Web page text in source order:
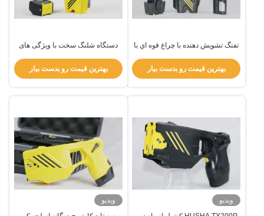
تفنگ تشويش دهنده با چراغ قوه اي با
انتظامي
بهترین قیمت رو بدست بیار
دستگاه شلنگ سخت با ویژگی های
بهترین قیمت رو بدست بیار
ویدیو
ویدیو